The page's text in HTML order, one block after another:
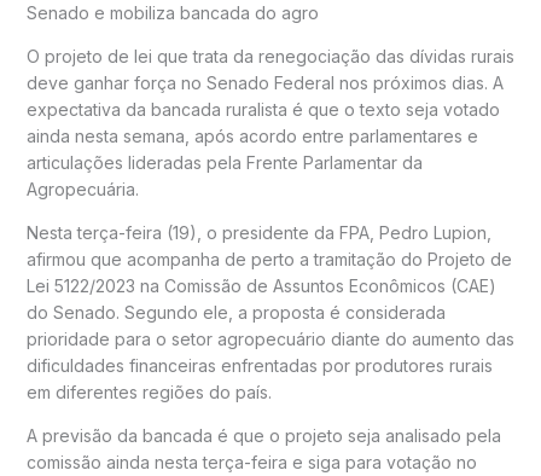
Senado e mobiliza bancada do agro
O projeto de lei que trata da renegociação das dívidas rurais
deve ganhar força no Senado Federal nos próximos dias. A
expectativa da bancada ruralista é que o texto seja votado
ainda nesta semana, após acordo entre parlamentares e
articulações lideradas pela Frente Parlamentar da
Agropecuária.
Nesta terça-feira (19), o presidente da FPA, Pedro Lupion
afirmou que acompanha de perto a tramitação do Projeto de
Lei 5122/2023 na Comissão de Assuntos Econômicos (CAE)
do Senado. Segundo ele, a proposta é considerada
prioridade para o setor agropecuário diante do aumento das
dificuldades financeiras enfrentadas por produtores rurais
em diferentes regiões do país.
A previsão da bancada é que o projeto seja analisado pela
comissão ainda nesta terça-feira e siga para votação no